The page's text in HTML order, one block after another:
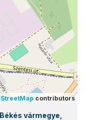
contributors
vármegye,